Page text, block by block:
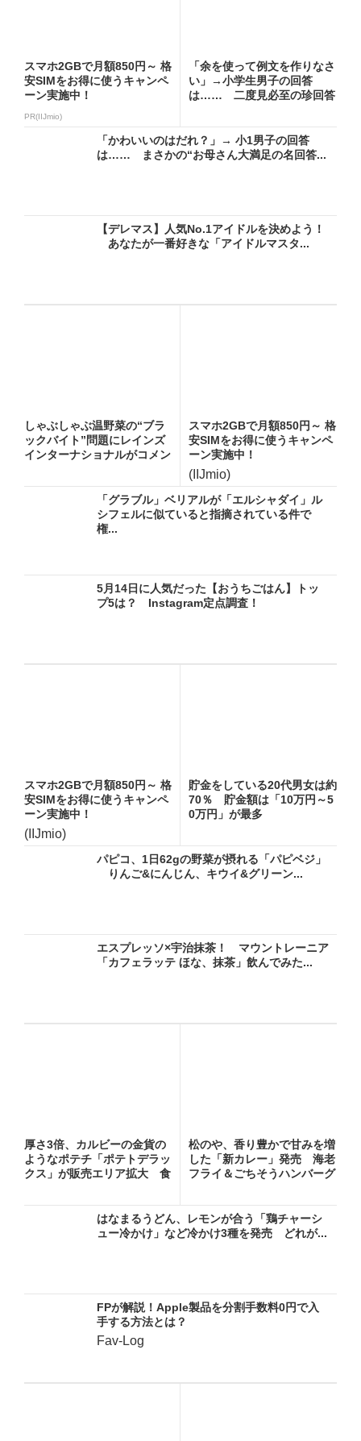
スマホ2GBで月額850円～ 格
安SIMをお得に使うキャンペ
ーン実施中！
PR(IIJmio)
「余を使って例文を作りなさ
い」→小学生男子の回答
は…… 二度見必至の珍回答
「かわいいのはだれ？」→ 小1男子の回答
は…… まさかの“お母さん大満足の名回答...
【デレマス】人気No.1アイドルを決めよう！
あなたが一番好きな「アイドルマスタ...
しゃぶしゃぶ温野菜の“ブラ
ックバイト”問題にレインズ
インターナショナルがコメン
スマホ2GBで月額850円～ 格
安SIMをお得に使うキャンペ
ーン実施中！
(IIJmio)
「グラブル」ベリアルが「エルシャダイ」ル
シフェルに似ていると指摘されている件で
権...
5月14日に人気だった【おうちごはん】トッ
プ5は？ Instagram定点調査！
スマホ2GBで月額850円～ 格
安SIMをお得に使うキャンペ
ーン実施中！
(IIJmio)
貯金をしている20代男女は約
70％ 貯金額は「10万円～5
0万円」が最多
パピコ、1日62gの野菜が摂れる「パピベジ」
りんご&にんじん、キウイ&グリーン...
エスプレッソ×宇治抹茶！ マウントレーニア
「カフェラッテ ほな、抹茶」飲んでみた...
厚さ3倍、カルビーの金貨の
ようなポテチ「ポテトデラッ
クス」が販売エリア拡大 食
松のや、香り豊かで甘みを増
した「新カレー」発売 海老
フライ＆ごちそうハンバーグ
はなまるうどん、レモンが合う「鶏チャーシ
ュー冷かけ」など冷かけ3種を発売 どれが...
FPが解説！Apple製品を分割手数料0円で入
手する方法とは？
Fav-Log